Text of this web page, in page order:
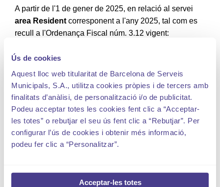
Ús de cookies
Aquest lloc web titularitat de Barcelona de Serveis
Municipals, S.A., utilitza cookies pròpies i de tercers amb
finalitats d’anàlisi, de personalització i/o de publicitat.
Podeu acceptar totes les cookies fent clic a “Acceptar-
les totes” o rebutjar el seu ús fent clic a “Rebutjar”. Per
configurar l’ús de cookies i obtenir més informació,
podeu fer clic a “Personalitzar”.
Acceptar-les totes
A partir de l'1 de gener de 2025, en relació al servei
area Residentcorresponent a l'any 2025, tal com es
recull a l'Ordenança Fiscal núm. 3.12 vigent:
•Si s'utilitza el servei Residents Barcelona de l'app
SMOU
A partir d'avui, 17 de desembre 2024, ja es poden
obtenir els tiquets d'estacionament de Resident